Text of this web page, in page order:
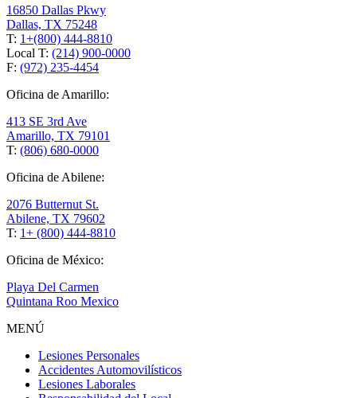
16850 Dallas Pkwy
Dallas, TX 75248
T: 1+(800) 444-8810
Local T: (214) 900-0000
F: (972) 235-4454
Oficina de Amarillo:
413 SE 3rd Ave
Amarillo, TX 79101
T: (806) 680-0000
Oficina de Abilene:
2076 Butternut St.
Abilene, TX 79602
T: 1+ (800) 444-8810
Oficina de México:
Playa Del Carmen
Quintana Roo Mexico
MENÚ
Lesiones Personales
Accidentes Automovilísticos
Lesiones Laborales